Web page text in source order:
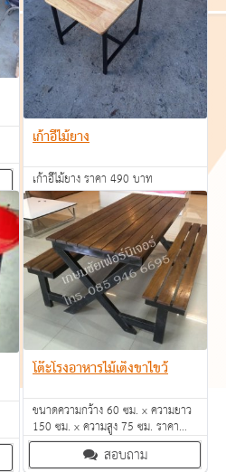
เก้าอี้ไม้ยาง
เก้าอี้ไม้ยาง ราคา 490 บาท
สอบถาม
โต๊ะโรงอาหารไม้เต็งขาไขว้
ขนาดความกว้าง 60 ซม. x ความยาว
150 ซม. x ความสูง 75 ซม. ราคา
6,700 บาท สอบถาม